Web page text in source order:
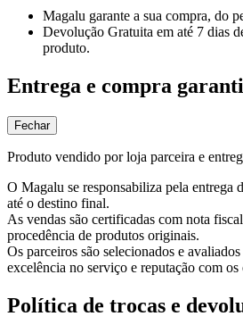
Magalu garante a sua compra, do
Devolução Gratuita em até 7 dias
produto.
Entrega e compra
Fechar
Produto vendido por loja parceira e
O Magalu se responsabiliza pela entrega
até o destino final.
As vendas são certificadas com nota
procedência de produtos originais.
Os parceiros são selecionados e
excelência no serviço e reputação com os
Política de trocas e